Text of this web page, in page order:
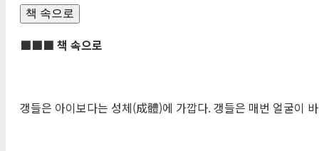
책 속으로
■■■ 책 속으로
갱들은 아이보다는 성체(成體)에 가깝다. 갱들은 매번 얼굴이